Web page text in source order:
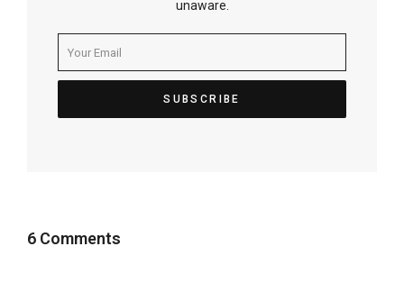
unaware.
6 Comments